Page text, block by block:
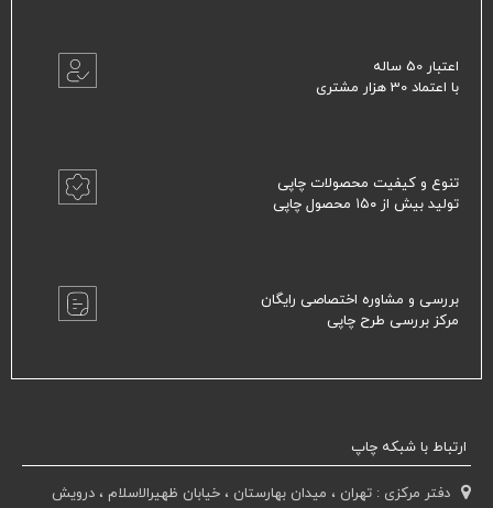
اعتبار 50 ساله
با اعتماد 30 هزار مشتری
تنوع و کیفیت محصولات چاپی
تولید بیش از ۱۵۰ محصول چاپی
بررسی و مشاوره اختصاصی رایگان
مرکز بررسی طرح چاپی
دفتر مرکزی : تهران ، میدان بهارستان ، خیابان ظهیرالاسلام ، درویش